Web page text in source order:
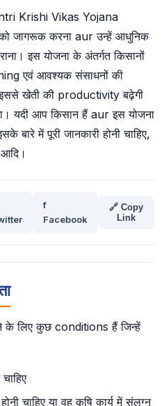
Krishi Vikas Yojana
जागरूक करना aur उन्हें आधुनिक
इस योजना के अंतर्गत किसानों
एवं आवश्यक संसाधनों की
इससे खेती की productivity बढ़ेगी
यदी आप किसान हैं aur इस योजना
बारे में पूरी जानकारी होनी चाहिए,
f
Facebook
🔗 Copy
Link
के लिए कुछ conditions हैं जिन्हें
चाहिए या वह कृषि कार्य में संलग्न